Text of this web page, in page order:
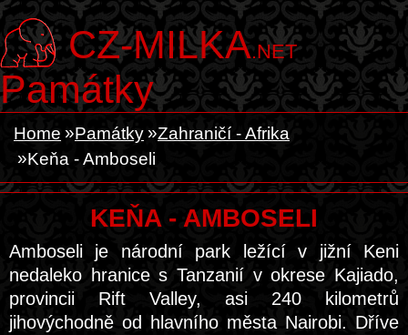
CZ-MILKA.NET
Památky
Home Památky
Zahraničí - Afrika
Keňa - Amboseli
KEŇA - AMBOSELI
Amboseli je národní park ležící v jižní Keni
nedaleko hranice s Tanzanií v okrese Kajiado,
provincii Rift Valley, asi 240 kilometrů
jihovýchodně od hlavního města Nairobi. Dříve